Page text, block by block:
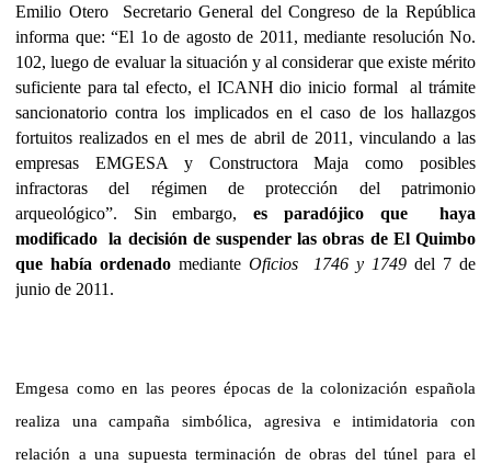
Emilio Otero
Secretario General del Congreso de la República
informa que: “El 1o de agosto de 2011, mediante resolución No.
102, luego de evaluar la situación y al considerar que existe mérito
suficiente para tal efecto, el ICANH dio inicio formal
al trámite
sancionatorio contra los implicados en el caso de los hallazgos
fortuitos realizados en el mes de abril de 2011, vinculando a las
empresas EMGESA y Constructora Maja como posibles
infractoras del régimen de protección del patrimonio
arqueológico”. Sin embargo,es paradójico que haya
modificado la decisión de suspender las obras de El Quimbo
que había ordenado mediante Oficios 1746 y 1749 del 7 de
junio de 2011.
Emgesa como en las peores épocas de la colonización española
realiza una campaña simbólica, agresiva e intimidatoria con
relación a una supuesta terminación de obras del túnel para el